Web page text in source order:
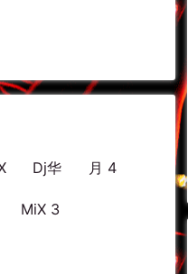
Dj华 月 4
MiX 3